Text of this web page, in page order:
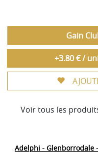
Gain
+3.80 € /
Voir tous les
Adelphi - Glenborrodale